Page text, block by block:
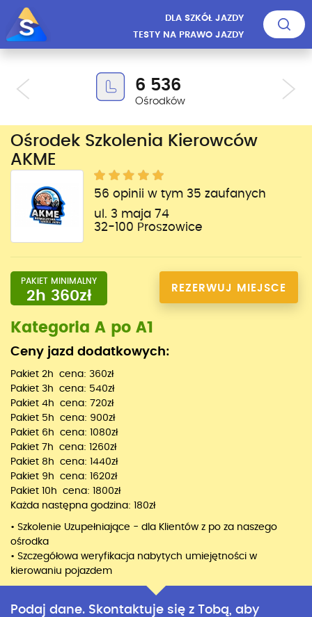
DLA SZKÓŁ JAZDY
TESTY NA PRAWO JAZDY
6 536
Ośrodków
Ośrodek Szkolenia Kierowców
AKME
56 opinii w tym 35 zaufanych
ul. 3 maja 74
32-100 Proszowice
PAKIET MINIMALNY
2h 360zł REZERWUJ MIEJSCE
Kategoria A po A1
Ceny jazd dodatkowych:
Pakiet 2h cena: 360zł
Pakiet 3h cena: 540zł
Pakiet 4h cena: 720zł
Pakiet 5h cena: 900zł
Pakiet 6h cena: 1080zł
Pakiet 7h cena: 1260zł
Pakiet 8h cena: 1440zł
Pakiet 9h cena: 1620zł
Pakiet 10h cena: 1800zł
Każda następna godzina: 180zł
• Szkolenie Uzupełniające - dla Klientów z po za naszego
ośrodka
• Szczegółowa weryfikacja nabytych umiejętności w
kierowaniu pojazdem
Podaj dane. Skontaktuje się z Tobą, aby